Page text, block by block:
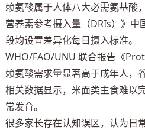
赖氨酸属于人体八大必需氨基酸
营养素参考摄入量（DRIs）》
段均设置差异化每日摄入标准。
WHO/FAO/UNU 联合报告《
赖氨酸需求量显著高于成年人，
相关数据显示，米面类主食难以
常发育。
很多家长存在认知误区，认为日